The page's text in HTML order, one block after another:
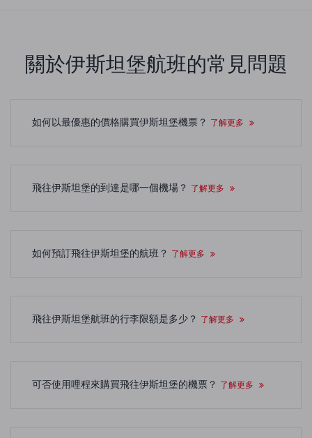
關於伊斯坦堡航班的常見問題
如何以最優惠的價格購買伊斯坦堡機票？ 了解更多
飛往伊斯坦堡的到達是哪一個機場？ 了解更多
如何預訂飛往伊斯坦堡的航班？ 了解更多
飛往伊斯坦堡航班的行李限額是多少？ 了解更多
可否使用哩程來購買飛往伊斯坦堡的機票？ 了解更多